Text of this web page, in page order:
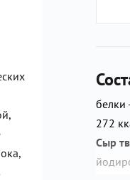
белки
272
Сыр